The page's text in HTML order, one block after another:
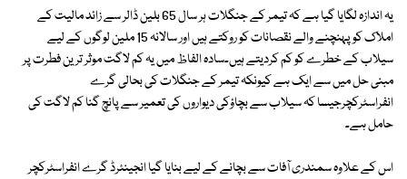
یہ اندازہ لگایا گیا ہے کہ تیمر کے جنگلات ہر سال 65 بلین ڈالر سے زائد مالیت کے
املاک کو پہنچنے والے نقصانات کو روکتے ہیں اور سالانہ 15 ملین لوگوں کے لیے
سیلاب کے خطرے کو کم کردیتے ہیں۔سادہ الفاظ میں یہ کم لاگت موثر ترین فطرت پر
مبنی حل میں سے ایک ہے کیونکہ تیمر کے جنگلات کی بحالی گرے
انفراسٹرکچرجیسا کہ سیلاب سے بچاؤکی دیواروں کی تعمیر سے پانچ گنا کم لاگت کی
حامل ہے۔
اس کے علاوہ سمندری آفات سے بچانے کے لیے بنایا گیا انجینئرڈ گرے انفراسٹرکچر